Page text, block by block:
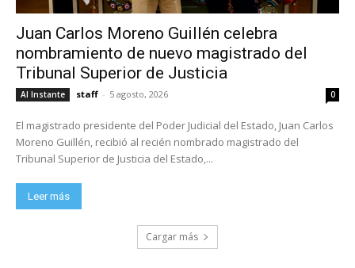
Juan Carlos Moreno Guillén celebra
nombramiento de nuevo magistrado del
Tribunal Superior de Justicia
Al Instante staff - 5 agosto, 2026 0
El magistrado presidente del Poder Judicial del Estado, Juan Carlos
Moreno Guillén, recibió al recién nombrado magistrado del
Tribunal Superior de Justicia del Estado,...
Leer más
Cargar más